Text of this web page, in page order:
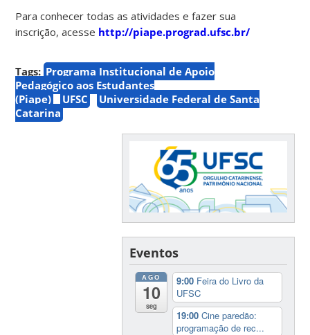
Para conhecer todas as atividades e fazer sua
inscrição, acesse http://piape.prograd.ufsc.br/
Tags: Programa Institucional de Apoio
Pedagógico aos Estudantes
(Piape)
UFSC
Universidade Federal de Santa
Catarina
Eventos
AGO
10
seg
9:00 Feira do Livro da
UFSC
19:00Cine paredão:
programação de rec...